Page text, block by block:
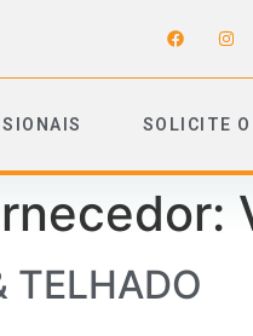
SOLICITE
TELHADO